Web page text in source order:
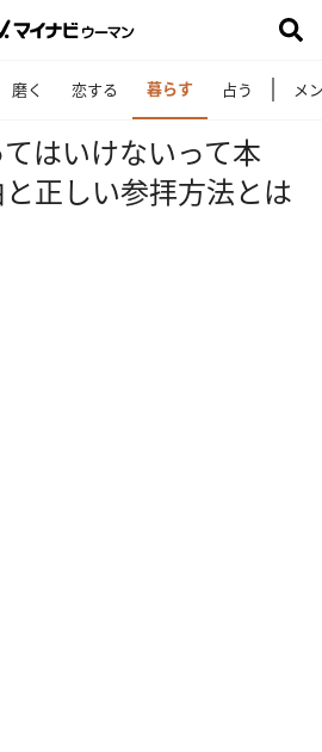
磨く 恋する 暮らす 占う メ
はいけないって本
正しい参拝方法とは